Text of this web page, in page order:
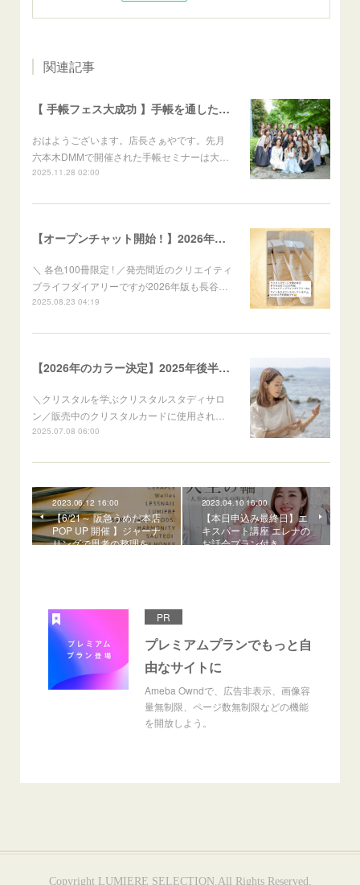
関連記事
【 手帳フェス大成功 】手帳を通した仲間との出会いが夢や理想の実現を加速させます
おはようございます。店長さぁやです。先月
六本木DMMで開催された手帳セミナーは大…
2025.11.28 02:00
【オープンチャット開始 ! 】2026年手帳 予約の方は六本木DMMで開催手帳フェスにご招待します
＼ 各色100冊限定 ! ／発売間近のクリエイティ
ブライフダイアリーですが2026年版も長谷…
2025.08.23 04:19
【2026年のカラー決定】2025年後半の「作戦会議」しませんか？
＼クリスタルを学ぶクリスタルスタディサロ
ン／販売中のクリスタルカードに使用され…
2025.07.08 06:00
2023.06.12 16:00
【6/21～ 阪急うめだ本店
POP UP 開催 】ジャーナ
リングで思考の整理を
2023.04.10 16:00
【本日申込み最終日】エ
キスパート講座 エレナの
お話会プラン付き
PR
プレミアムプランでもっと自
由なサイトに
Ameba Owndで、広告非表示、画像容
量無制限、ページ数無制限などの機能
を開放しよう。
Copyright LUMIERE SELECTION.All Rights Reserved.